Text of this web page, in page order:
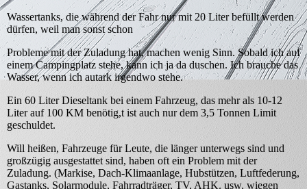
Wassertanks, die während der Fahr nur mit 20 Liter befüllt werden
dürfen, weil man sonst schon
Probleme mit der Zuladung hat, machen wenig Sinn. Sobald ich auf
einem Campingplatz stehe, kann ich ja da duschen. Ich brauche das
Wasser, wenn ich autark irgendwo stehe.
Ein 60 Liter Dieseltank bei einem Fahrzeug, das mehr als 10-12
Liter auf 100 KM benötig,t ist auch nur dem 3,5 Tonnen Limit
geschuldet.
Will heißen, Fahrzeuge für Leute, die länger unterwegs sind und
großzügig ausgestattet sind, haben oft ein Problem mit der
Zuladung. (Markise, Dach-Klimaanlage, Hubstützen, Luftfederung,
Gastanks, Solarmodule, Fahrradträger, TV, AHK. usw. wiegen